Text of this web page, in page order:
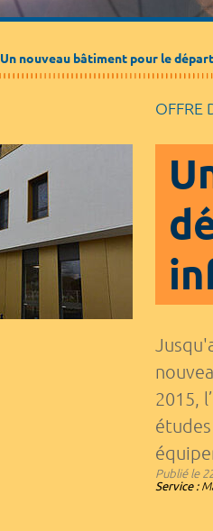
Un nouveau bâtiment pour le
OFFRE
2015,
Publié le
Service :